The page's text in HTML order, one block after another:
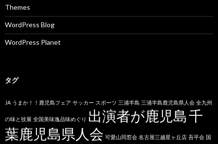
Themes
WordPress Blog
WordPress Planet
タグ
JA うまか！！鹿児島フェア サッカー スポーツ 三浦半島 三浦半島鹿児島県人会 全九州
の味と技展 全国美味逸品味めぐり 出演者が鹿児島千
葉鹿児島県人会 可愛山同窓会 名古屋三越星ヶ丘店 吾平会 国